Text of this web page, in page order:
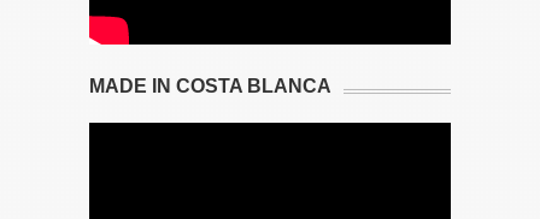
MADE IN COSTA BLANCA